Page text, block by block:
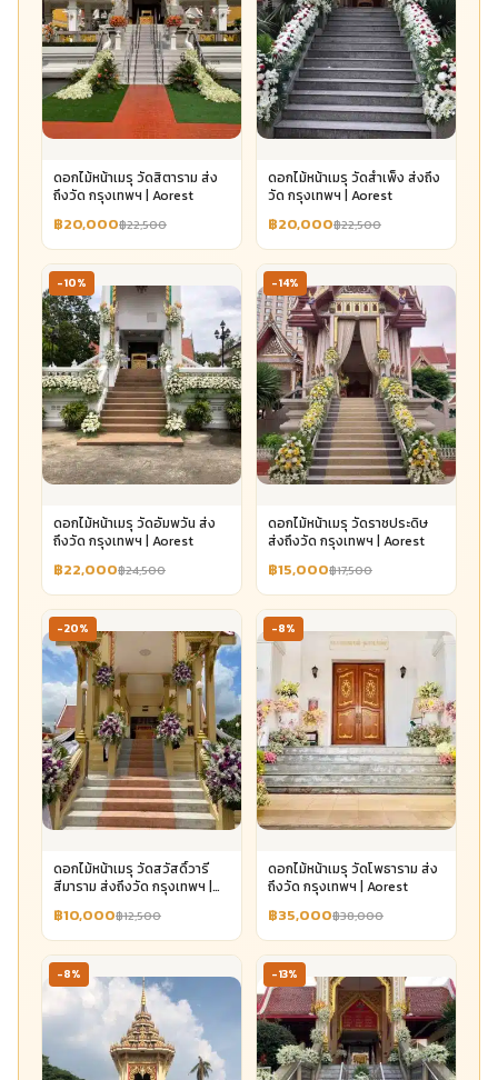
ดอกไม้หน้าเมรุ วัดสิตาราม ส่ง
ถึงวัด กรุงเทพฯ | Aorest
฿20,000฿22,500
ดอกไม้หน้าเมรุ วัดสำเพ็ง ส่งถึง
วัด กรุงเทพฯ | Aorest
฿20,000฿22,500
-10%
ดอกไม้หน้าเมรุ วัดอัมพวัน ส่ง
ถึงวัด กรุงเทพฯ | Aorest
฿22,000฿24,500
-14%
ดอกไม้หน้าเมรุ วัดราชประดิษ
ส่งถึงวัด กรุงเทพฯ | Aorest
฿15,000฿17,500
-20%
ดอกไม้หน้าเมรุ วัดสวัสดิ์วารี
สีมาราม ส่งถึงวัด กรุงเทพฯ |
฿10,000฿12,500
-8%
ดอกไม้หน้าเมรุ วัดโพธาราม ส่ง
ถึงวัด กรุงเทพฯ | Aorest
฿35,000฿38,000
-8% -13%